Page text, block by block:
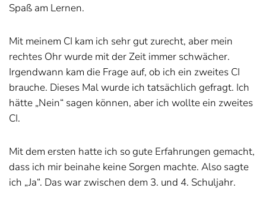
Spaß am Lernen.
Mit meinem CI kam ich sehr gut zurecht, aber mein
rechtes Ohr wurde mit der Zeit immer schwächer.
Irgendwann kam die Frage auf, ob ich ein zweites CI
brauche. Dieses Mal wurde ich tatsächlich gefragt. Ich
hätte „Nein“ sagen können, aber ich wollte ein zweites
CI.
Mit dem ersten hatte ich so gute Erfahrungen gemacht,
dass ich mir beinahe keine Sorgen machte. Also sagte
ich „Ja“. Das war zwischen dem 3. und 4. Schuljahr.